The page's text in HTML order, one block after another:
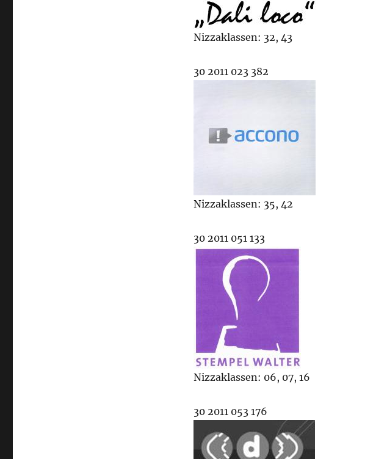
Nizzaklassen: 32, 43
30 2011 023 382
Nizzaklassen: 35, 42
30 2011 051 133
Nizzaklassen: 06, 07, 16
30 2011 053 176